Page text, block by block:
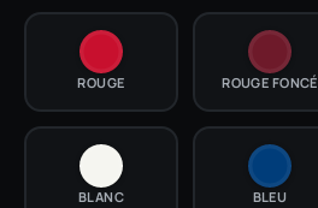
ROUGE ROUGE FONCÉ
BLANC BLEU